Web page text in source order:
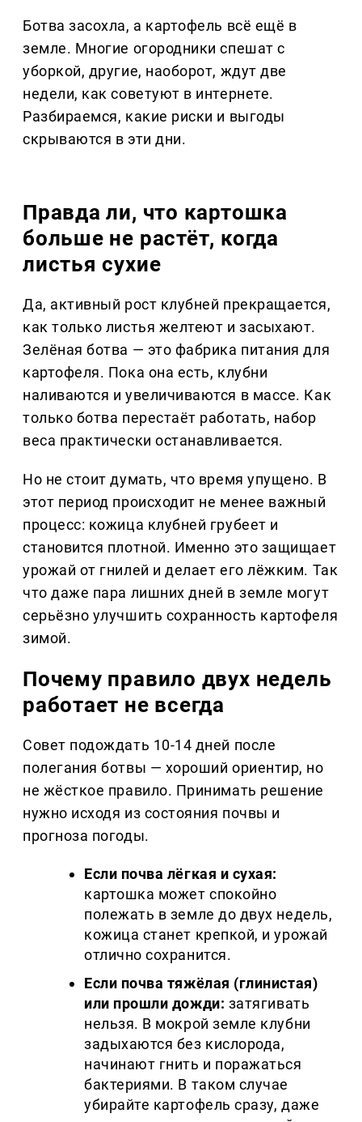
Ботва засохла, а картофель всё ещё в
земле. Многие огородники спешат с
уборкой, другие, наоборот, ждут две
недели, как советуют в интернете.
Разбираемся, какие риски и выгоды
скрываются в эти дни.
Правда ли, что картошка
больше не растёт, когда
листья сухие
Да, активный рост клубней прекращается,
как только листья желтеют и засыхают.
Зелёная ботва — это фабрика питания для
картофеля. Пока она есть, клубни
наливаются и увеличиваются в массе. Как
только ботва перестаёт работать, набор
веса практически останавливается.
Но не стоит думать, что время упущено. В
этот период происходит не менее важный
процесс: кожица клубней грубеет и
становится плотной. Именно это защищает
урожай от гнилей и делает его лёжким. Так
что даже пара лишних дней в земле могут
серьёзно улучшить сохранность картофеля
зимой.
Почему правило двух недель
работает не всегда
Совет подождать 10-14 дней после
полегания ботвы — хороший ориентир, но
не жёсткое правило. Принимать решение
нужно исходя из состояния почвы и
прогноза погоды.
Если почва лёгкая и сухая:
картошка может спокойно
полежать в земле до двух недель,
кожица станет крепкой, и урожай
отлично сохранится.
Если почва тяжёлая (глинистая)
или прошли дожди: затягивать
нельзя. В мокрой земле клубни
задыхаются без кислорода,
начинают гнить и поражаться
бактериями. В таком случае
убирайте картофель сразу, даже